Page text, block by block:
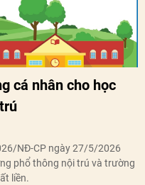
cá nhân cho học
NĐ-CP ngày 27/5/2026
phổ thông nội trú và trường
liền.